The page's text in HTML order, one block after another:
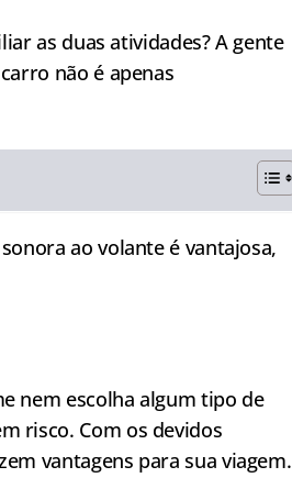
as duas atividades? A gente
não é apenas
ao volante é vantajosa,
nem escolha algum tipo de
risco. Com os devidos
vantagens para sua viagem.